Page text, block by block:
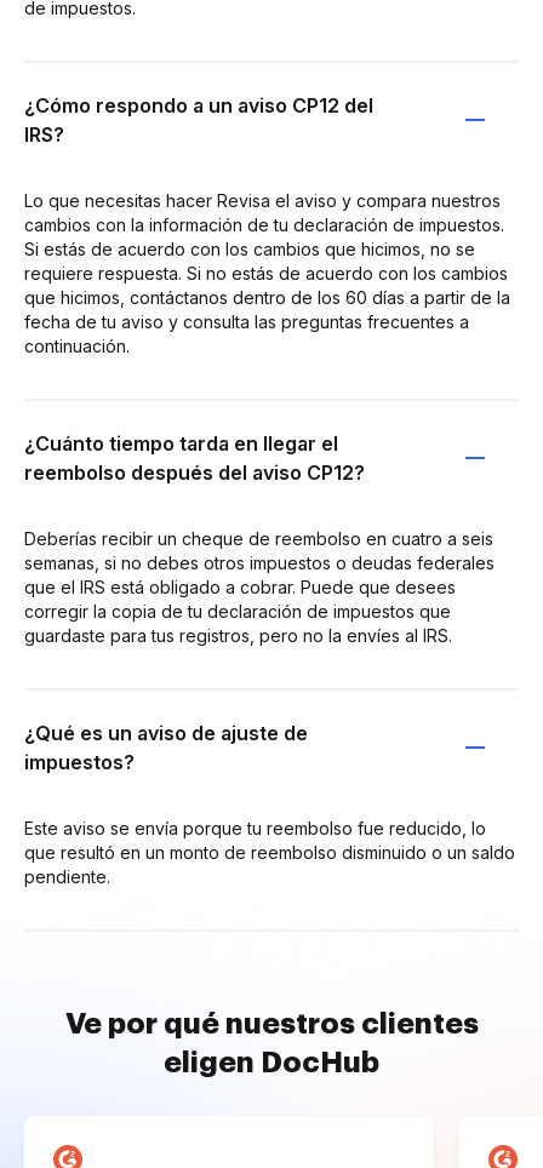
de impuestos.
¿Cómo respondo a un aviso CP12 del
IRS?
Lo que necesitas hacer Revisa el aviso y compara nuestros
cambios con la información de tu declaración de impuestos.
Si estás de acuerdo con los cambios que hicimos, no se
requiere respuesta. Si no estás de acuerdo con los cambios
que hicimos, contáctanos dentro de los 60 días a partir de la
fecha de tu aviso y consulta las preguntas frecuentes a
continuación.
¿Cuánto tiempo tarda en llegar el
reembolso después del aviso CP12?
Deberías recibir un cheque de reembolso en cuatro a seis
semanas, si no debes otros impuestos o deudas federales
que el IRS está obligado a cobrar. Puede que desees
corregir la copia de tu declaración de impuestos que
guardaste para tus registros, pero no la envíes al IRS.
¿Qué es un aviso de ajuste de
impuestos?
Este aviso se envía porque tu reembolso fue reducido, lo
que resultó en un monto de reembolso disminuido o un saldo
pendiente.
Ve por qué nuestros clientes
eligen DocHub